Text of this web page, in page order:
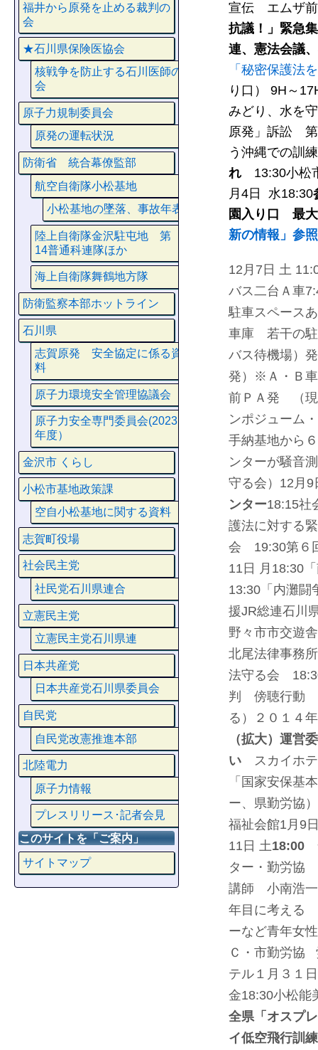
宣伝 エムザ
抗議！」緊急
連、憲法会議
「秘密保護法
り口） 9H～
みどり、水を
原発」訴訟
う沖縄での訓
れ 13:30小松
月4日 水18:30
園入り口 最
新の情報」参照
12月7日 土
バス二台 Ａ車
駐車スペース
車庫 若干の駐
バス待機場）
発）※Ａ・Ｂ
前ＰＡ発 （現
ンポジューム
手納基地から
ンターが騒音
守る会） 12月9
ンター18:15社
護法に対する
会 19:30第６
11日 月18:30
13:30「内灘
援JR総連石川
野々市市交遊舎
北尾法律事務所
法守る会
判 傍聴行動
る）
２０１４
（拡大）運営
いスカイホテ
「国家安保基
ー、県勤労協）
福祉会館1月9
11日 土18:00
ター・勤労
講師 小南浩一
年目に考える
ーなど青年女
Ｃ・市勤労協
テル１月３１
金18:30小松
全県「オスプ
イ低空飛行訓
福井から原発を止める裁判の
会
★石川県保険医協会
核戦争を防止する石川医師の
会
原子力規制委員会
原発の運転状況
防衛省 統合幕僚監部
航空自衛隊小松基地
小松基地の墜落、事故年表
陸上自衛隊金沢駐屯地 第
14普通科連隊ほか
海上自衛隊舞鶴地方隊
防衛監察本部ホットライン
石川県
志賀原発 安全協定に係る資
料
原子力環境安全管理協議会
原子力安全専門委員会(2023
年度）
金沢市 くらし
小松市基地政策課
空自小松基地に関する資料
志賀町役場
社会民主党
社民党石川県連合
立憲民主党
立憲民主党石川県連
日本共産党
日本共産党石川県委員会
自民党
自民党改憲推進本部
北陸電力
原子力情報
プレスリリース･記者会見
このサイトを「ご案内」
サイトマップ